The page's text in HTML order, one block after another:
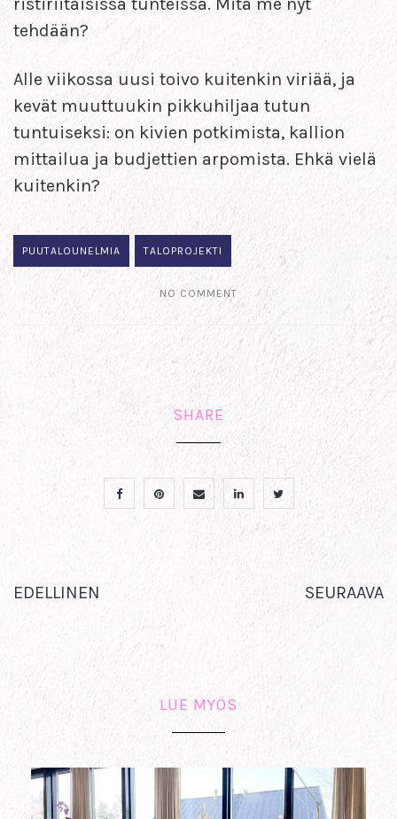
tehdään?
Alle viikossa uusi toivo kuitenkin viriää, ja
kevät muuttuukin pikkuhiljaa tutun
tuntuiseksi: on kivien potkimista, kallion
mittailua ja budjettien arpomista. Ehkä vielä
kuitenkin?
PUUTALOUNELMIA TALOPROJEKTI
NO COMMENT
SHARE
EDELLINEN SEURAAVA
LUE MYÖS